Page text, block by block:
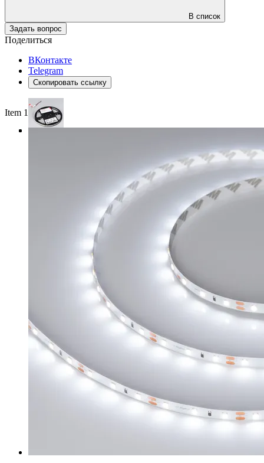
В список
Задать вопрос
Поделиться
ВКонтакте
Telegram
Скопировать ссылку
Item 1 of 3